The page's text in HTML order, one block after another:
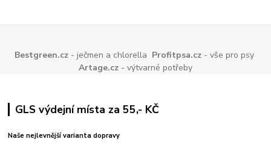
Bestgreen.cz - ječmen a chlorella Profitpsa.cz - vše pro psy
Artage.cz - výtvarné potřeby
GLS výdejní místa za 55,- KČ
Naše nejlevnější varianta dopravy